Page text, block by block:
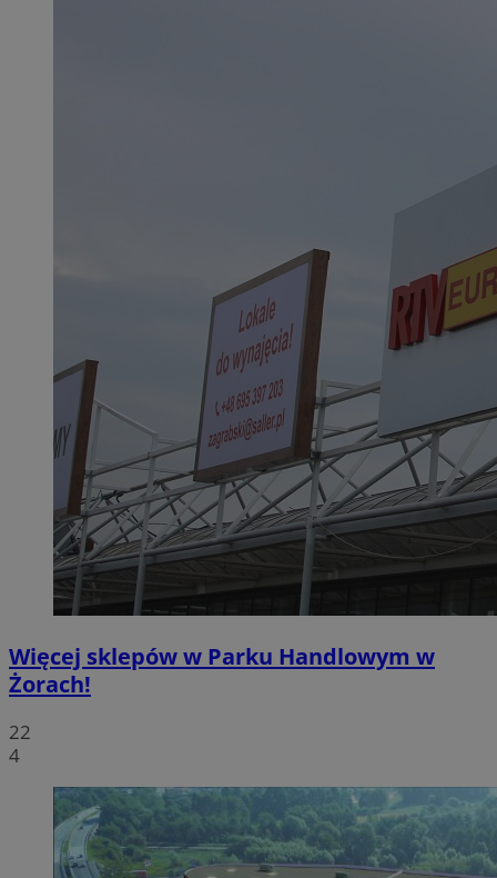
Więcej sklepów w Parku Handlowym w
Żorach!
22
4